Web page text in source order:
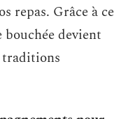
repas. Grâce à ce
bouchée devient
traditions